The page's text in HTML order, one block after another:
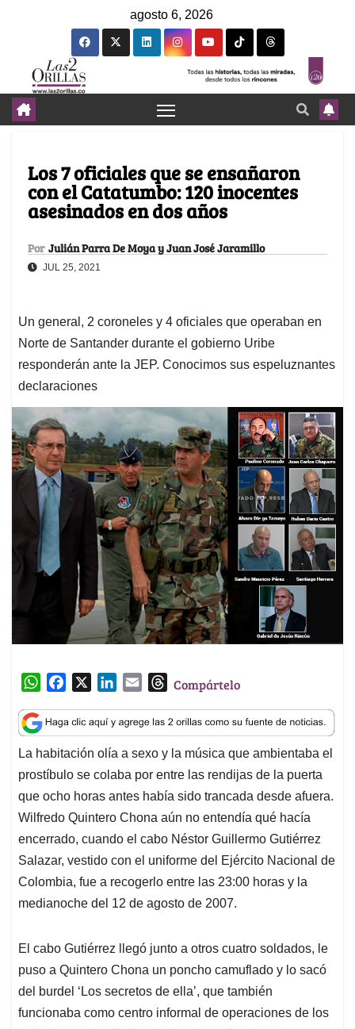
agosto 6, 2026
Los 7 oficiales que se ensañaron
con el Catatumbo: 120 inocentes
asesinados en dos años
Por Julián Parra De Moya y Juan José Jaramillo
JUL 25, 2021
Un general, 2 coroneles y 4 oficiales que operaban en
Norte de Santander durante el gobierno Uribe
responderán ante la JEP. Conocimos sus espeluznantes
declaraciones
W
a
t
s
A
p
p
c
e
b
o
o
k
n
k
e
d
I
n
a
i
l
T
r
e
a
d
s
Compártelo
La habitación olía a sexo y la música que ambientaba el
prostíbulo se colaba por entre las rendijas de la puerta
que ocho horas antes había sido trancada desde afuera.
Wilfredo Quintero Chona aún no entendía qué hacía
encerrado, cuando el cabo Néstor Guillermo Gutiérrez
Salazar, vestido con el uniforme del Ejército Nacional de
Colombia, fue a recogerlo entre las 23:00 horas y la
medianoche del 12 de agosto de 2007.
El cabo Gutiérrez llegó junto a otros cuatro soldados, le
puso a Quintero Chona un poncho camuflado y lo sacó
del burdel ‘Los secretos de ella’, que también
funcionaba como centro informal de operaciones de los